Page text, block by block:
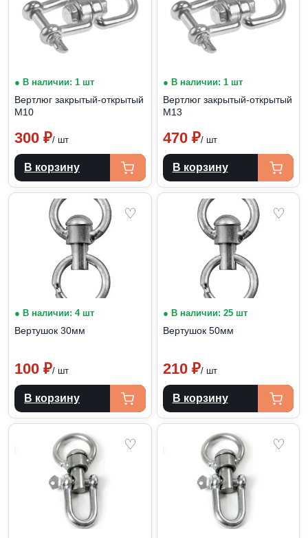
● В наличии: 1 шт
Вертлюг закрытый-открытый
М10
300 ₽/ шт
В корзину
● В наличии: 1 шт
Вертлюг закрытый-открытый
М13
470 ₽/ шт
В корзину
♡
● В наличии: 4 шт
Вертушок 30мм
100 ₽/ шт
В корзину
♡
● В наличии: 25 шт
Вертушок 50мм
210 ₽/ шт
В корзину
♡ ♡